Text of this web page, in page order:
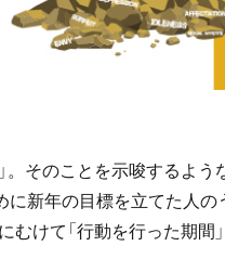
。そのことを示唆するよ
新年の目標を立てた人の
むけて「行動を行った期